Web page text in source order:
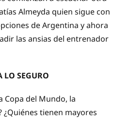
Almeyda quien sigue con
de Argentina y ahora
las ansias del entrenador
LO SEGURO
Copa del Mundo, la
tienen mayores